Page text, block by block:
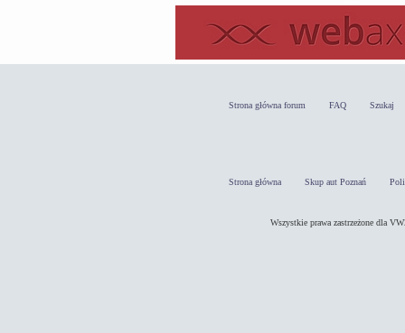
Strona główna forum FAQ Szukaj
Strona główna Skup aut Poznań
Wszystkie prawa zastrzeżone dla